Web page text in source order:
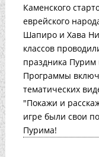
Каменского
еврейского
Шапиро и Хава
классов
праздника Пурим
Программы
тематических
"Покажи и
игре были свои
Пурима!